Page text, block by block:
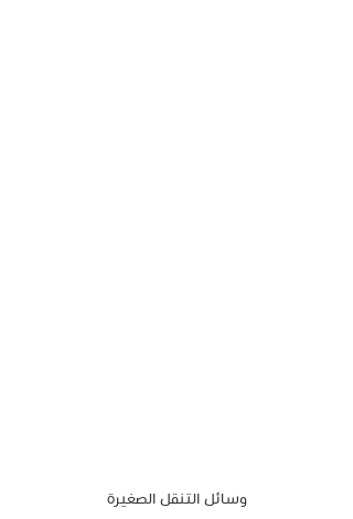
وسائل التنقل الصغيرة